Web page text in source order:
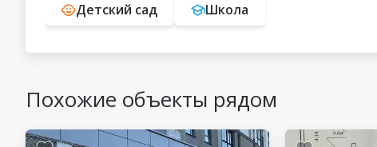
Детский сад Школа
Похожие объекты рядом